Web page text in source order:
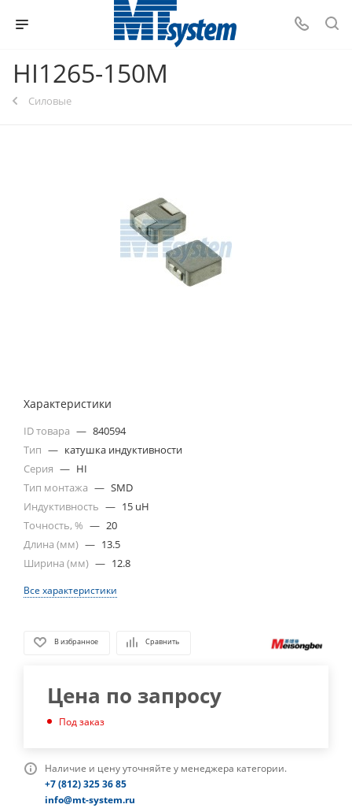
HI1265-150M
Силовые
Характеристики
ID товара — 840594
Тип — катушка индуктивности
Серия — HI
Тип монтажа — SMD
Индуктивность — 15 uH
Точность, % — 20
Длина (мм) — 13.5
Ширина (мм) — 12.8
Все характеристики
В избранное Сравнить
Цена по запросу
Под заказ
Наличие и цену уточняйте у менеджера категории.
+7 (812) 325 36 85
info@mt-system.ru